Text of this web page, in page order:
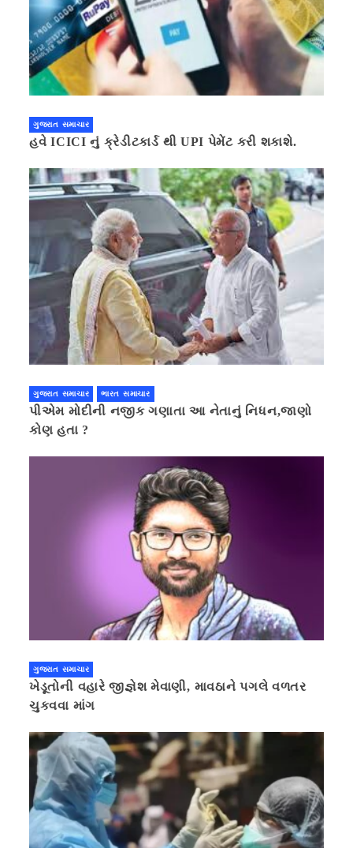
ગુજરાત સમાચાર
હવે ICICI નું ક્રેડીટકાર્ડ થી UPI પેમેંટ કરી શકાશે.
ગુજરાત સમાચાર ભારત સમાચાર
પીએમ મોદીની નજીક ગણાતા આ નેતાનું નિધન,જાણો
કોણ હતા ?
ગુજરાત સમાચાર
ખેડૂતોની વહારે જીજ્ઞેશ મેવાણી, માવઠાને પગલે વળતર
ચુકવવા માંગ